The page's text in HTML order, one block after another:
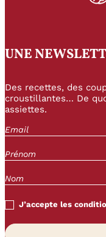
UNE
Des recettes, des
croustillantes… De
assiettes.
J’accepte les